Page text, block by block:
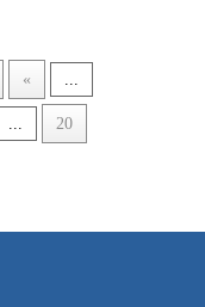
« ...
... 20